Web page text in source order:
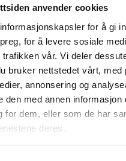
anvender cookies
for å gi
for å levere sosiale
trafikken vår. Vi deler
bruker nettstedet vårt, med
annonsering og
den med annen informasjon
for dem, eller som de har
deres.
for Tønsberg
datainnsamling skal